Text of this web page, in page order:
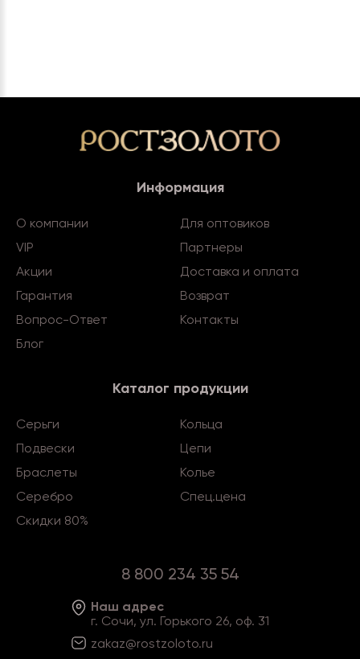
Информация
О компании
Для оптовиков
VIP
Партнеры
Акции
Доставка и оплата
Гарантия
Возврат
Вопрос-Ответ
Контакты
Блог
Каталог продукции
Серьги
Кольца
Подвески
Цепи
Браслеты
Колье
Серебро
Спец.цена
Скидки 80%
8 800 234 35 54
Наш адрес
г. Сочи, ул. Горького 26, оф. 31
zakaz@rostzoloto.ru